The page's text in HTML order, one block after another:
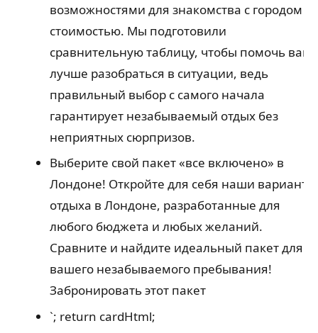
возможностями для знакомства с городом и
стоимостью. Мы подготовили
сравнительную таблицу, чтобы помочь вам
лучше разобраться в ситуации, ведь
правильный выбор с самого начала
гарантирует незабываемый отдых без
неприятных сюрпризов.
Выберите свой пакет «все включено» в
Лондоне! Откройте для себя наши варианты
отдыха в Лондоне, разработанные для
любого бюджета и любых желаний.
Сравните и найдите идеальный пакет для
вашего незабываемого пребывания!
Забронировать этот пакет
`; return cardHtml;